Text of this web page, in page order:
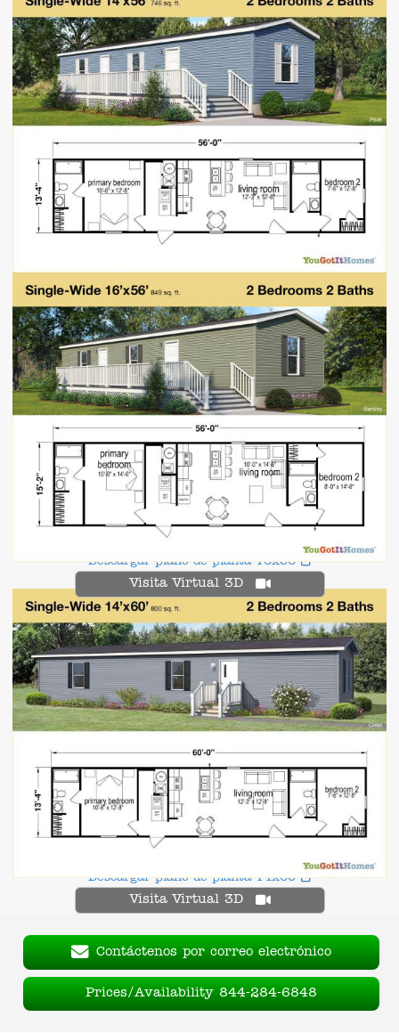
Descargar plano de planta 14x56
Descargar plano de planta 16x56
Visita Virtual 3D
Descargar plano de planta 14x60
Visita Virtual 3D
Contáctenos por correo electrónico
Prices/Availability 844-284-6848